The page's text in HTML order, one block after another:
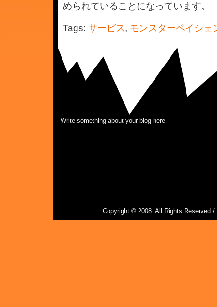
められていることになっています。
Tags: サービス, モンスターペイシェ
Write something about your blog here
Copyright © 2008. All Rights Reserved